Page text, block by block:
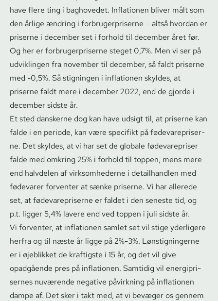
have flere ting i baghovedet. Inflationen bliver målt som
den årlige ændring i for­bru­ger­pri­ser­ne – altså hvordan er
priserne i december set i forhold til december året før.
Og her er for­bru­ger­pri­ser­ne steget 0,7%. Men vi ser på
udviklingen fra november til december, så faldt priserne
med -0,5%. Så stigningen i inflationen skyldes, at
priserne faldt mere i december 2022, end de gjorde i
december sidste år.
Et sted danskerne dog kan have udsigt til, at priserne kan
falde i en periode, kan være specifikt på fø­de­va­re­pri­ser­
ne. Det skyldes, at vi har set de globale fødevarepriser
falde med omkring 25% i forhold til toppen, mens mere
end halvdelen af virksomhederne i detailhandlen med
fødevarer forventer at sænke priserne. Vi har allerede
set, at fø­de­va­re­pri­ser­ne er faldet i den seneste tid, og
p.t. ligger 5,4% lavere end ved toppen i juli sidste år.
Vi forventer, at inflationen samlet set vil stige yderligere
herfra og til næste år ligge på 2%-3%. Løn­stig­nin­ger­ne
er i øjeblikket de kraftigste i 15 år, og det vil give
opadgående pres på inflationen. Samtidig vil ener­gi­pri­
ser­nes nuværende negative påvirkning på inflationen
dampe af. Det sker i takt med, at vi bevæger os gennem